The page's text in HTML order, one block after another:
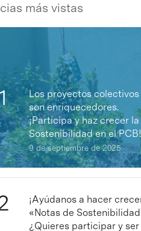
más vistas
Los proyectos colectivos
son enriquecedores.
¡Participa y haz crecer la
Sostenibilidad en el PCB!
9 de septiembre de 2025
¡Ayúdanos a hacer
«Notas de
¿Quieres participar y ser